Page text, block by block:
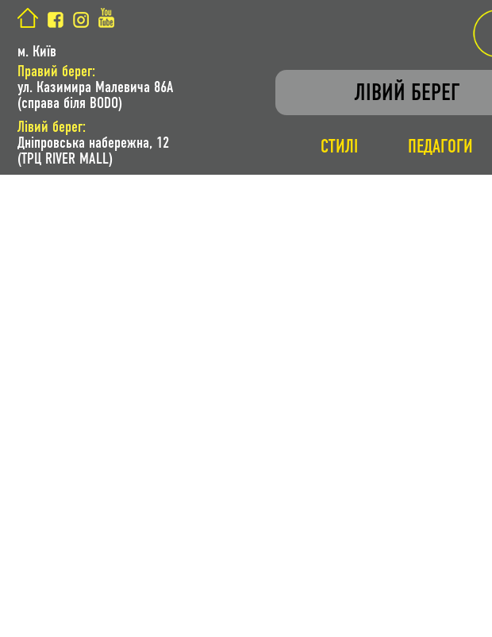
м. Київ
Правий берег:
ул. Казимира Малевича 86A
(справа біля BODO)
Лівий берег:
Дніпровська набережна, 12
(ТРЦ RIVER MALL)
ЛІВИЙ БЕРЕГ
СТИЛІ ПЕДАГОГИ